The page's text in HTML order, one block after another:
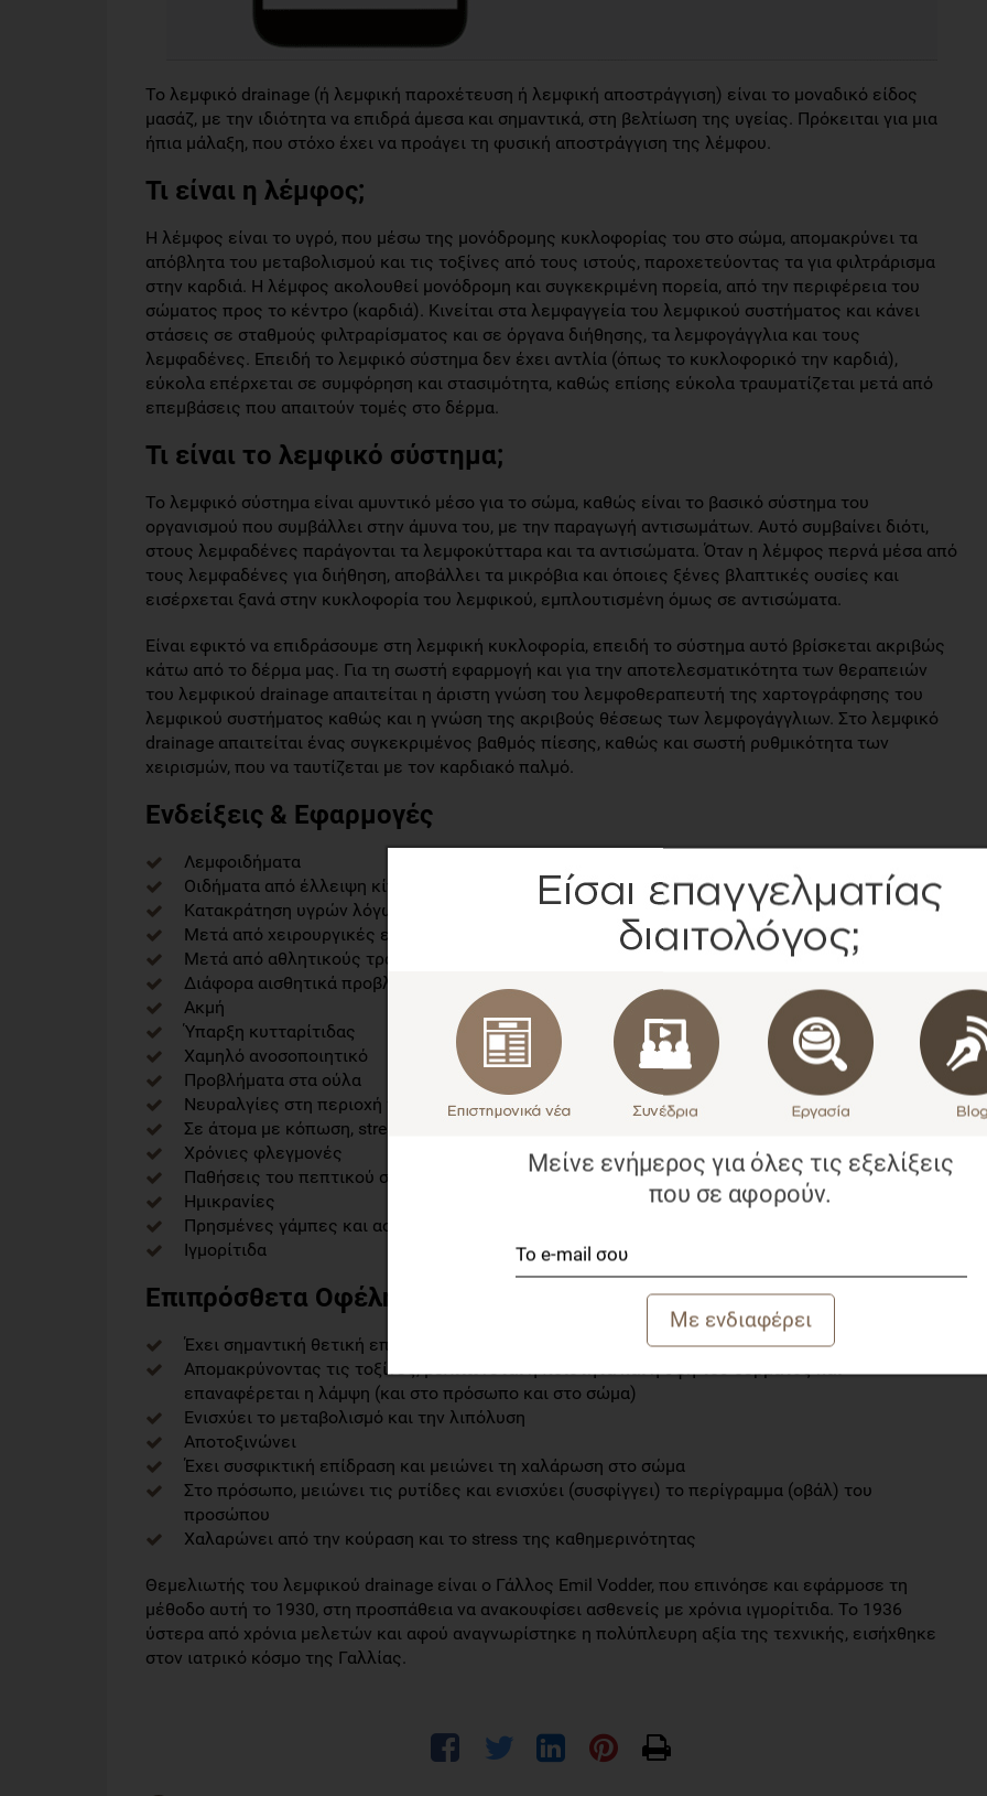
Το λεμφικό drainage (ή λεμφική παροχέτευση ή λεμφική αποστράγγιση) είναι το μοναδικό είδος
μασάζ, με την ιδιότητα να επιδρά άμεσα και σημαντικά, στη βελτίωση της υγείας. Πρόκειται για μια
ήπια μάλαξη, που στόχο έχει να προάγει τη φυσική αποστράγγιση της λέμφου.
Τι είναι η λέμφος;
Η λέμφος είναι το υγρό, που μέσω της μονόδρομης κυκλοφορίας του στο σώμα, απομακρύνει τα
απόβλητα του μεταβολισμού και τις τοξίνες από τους ιστούς, παροχετεύοντας τα για φιλτράρισμα
στην καρδιά. Η λέμφος ακολουθεί μονόδρομη και συγκεκριμένη πορεία, από την περιφέρεια του
σώματος προς το κέντρο (καρδιά). Κινείται στα λεμφαγγεία του λεμφικού συστήματος και κάνει
στάσεις σε σταθμούς φιλτραρίσματος και σε όργανα διήθησης, τα λεμφογάγγλια και τους
λεμφαδένες. Επειδή το λεμφικό σύστημα δεν έχει αντλία (όπως το κυκλοφορικό την καρδιά),
εύκολα επέρχεται σε συμφόρηση και στασιμότητα, καθώς επίσης εύκολα τραυματίζεται μετά από
επεμβάσεις που απαιτούν τομές στο δέρμα.
Τι είναι το λεμφικό σύστημα;
Το λεμφικό σύστημα είναι αμυντικό μέσο για το σώμα, καθώς είναι το βασικό σύστημα του
οργανισμού που συμβάλλει στην άμυνα του, με την παραγωγή αντισωμάτων. Αυτό συμβαίνει διότι,
στους λεμφαδένες παράγονται τα λεμφοκύτταρα και τα αντισώματα. Όταν η λέμφος περνά μέσα από
τους λεμφαδένες για διήθηση, αποβάλλει τα μικρόβια και όποιες ξένες βλαπτικές ουσίες και
εισέρχεται ξανά στην κυκλοφορία του λεμφικού, εμπλουτισμένη όμως σε αντισώματα.
Είναι εφικτό να επιδράσουμε στη λεμφική κυκλοφορία, επειδή το σύστημα αυτό βρίσκεται ακριβώς
κάτω από το δέρμα μας. Για τη σωστή εφαρμογή και για την αποτελεσματικότητα των θεραπειών
του λεμφικού drainage απαιτείται η άριστη γνώση του λεμφοθεραπευτή της χαρτογράφησης του
λεμφικού συστήματος καθώς και η γνώση της ακριβούς θέσεως των λεμφογάγγλιων. Στο λεμφικό
drainage απαιτείται ένας συγκεκριμένος βαθμός πίεσης, καθώς και σωστή ρυθμικότητα των
χειρισμών, που να ταυτίζεται με τον καρδιακό παλμό.
Ενδείξεις & Εφαρμογές
Λεμφοιδήματα
Οιδήματα από έλλειψη κίνησης ή ορθοστασία
Κατακράτηση υγρών λόγω εμμήνου ρύσεως
Μετά από χειρουργικές επεμβάσεις αφαίρεσης όγκων
Μετά από αθλητικούς τραυματισμούς
Διάφορα αισθητικά προβλήματα στο πρόσωπο όπως ρυτίδες, θαμπό δέρμα
Ακμή
Ύπαρξη κυτταρίτιδας
Χαμηλό ανοσοποιητικό
Προβλήματα στα ούλα
Νευραλγίες στη περιοχή του προσώπου
Σε άτομα με κόπωση, stress, καθιστική ζωή, κακή διατροφή
Χρόνιες φλεγμονές
Παθήσεις του πεπτικού συστήματος
Ημικρανίες
Πρησμένες γάμπες και αστράγαλοι
Ιγμορίτιδα
Επιπρόσθετα Οφέλη του Λεμφικού Drainage
Έχει σημαντική θετική επίδραση σε όλες τις ενδείξεις της διπλανής στήλης
Απομακρύνοντας τις τοξίνες, βελτιώνεται η ποιότητα και η υφή του δέρματος και
επαναφέρεται η λάμψη (και στο πρόσωπο και στο σώμα)
Ενισχύει το μεταβολισμό και την λιπόλυση
Αποτοξινώνει
Έχει συσφικτική επίδραση και μειώνει τη χαλάρωση στο σώμα
Στο πρόσωπο, μειώνει τις ρυτίδες και ενισχύει (συσφίγγει) το περίγραμμα (οβάλ) του
προσώπου
Χαλαρώνει από την κούραση και το stress της καθημερινότητας
Θεμελιωτής του λεμφικού drainage είναι ο Γάλλος Emil Vodder, που επινόησε και εφάρμοσε τη
μέθοδο αυτή το 1930, στη προσπάθεια να ανακουφίσει ασθενείς με χρόνια ιγμορίτιδα. Το 1936
ύστερα από χρόνια μελετών και αφού αναγνωρίστηκε η πολύπλευρη αξία της τεχνικής, εισήχθηκε
στον ιατρικό κόσμο της Γαλλίας.
Μείνε ενήμερος για όλες τις εξελίξεις
που σε αφορούν.